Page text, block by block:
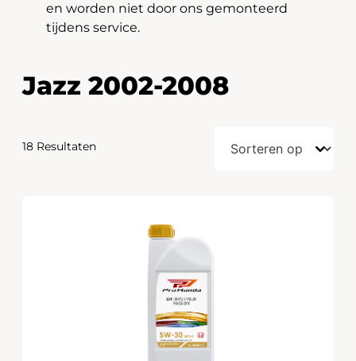
en worden niet door ons gemonteerd
tijdens service.
Jazz 2002-2008
18 Resultaten